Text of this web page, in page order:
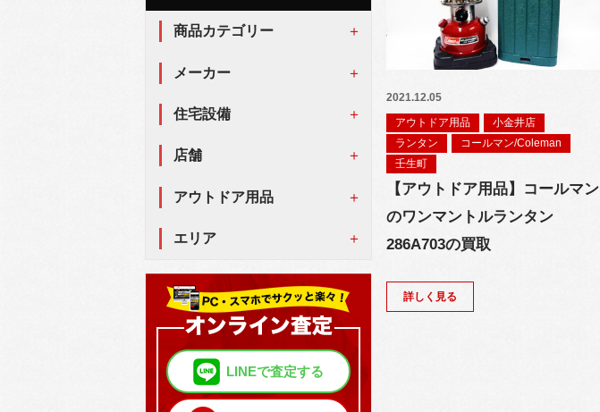
2021.12.05
アウトドア用品
小金井店
ランタン
コールマン/Coleman
壬生町
【アウトドア用品】コールマン
のワンマントルランタン
286A703の買取
詳しく見る
商品カテゴリー
メーカー
住宅設備
店舗
アウトドア用品
エリア
LINEで査定する